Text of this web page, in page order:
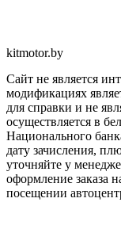
kitmotor.by
Сайт не является
модификациях
для справки и не
осуществляется в
Национального
дату зачисления,
уточняйте у
оформление заказа
посещении